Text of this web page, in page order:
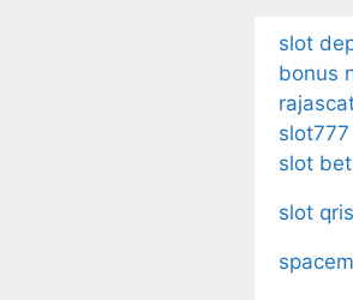
slot
bonus
slot777
slot
slot qris